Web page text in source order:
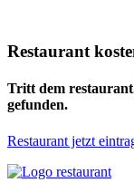
Restaurant
Tritt dem
gefunden.
Restaurant jetzt